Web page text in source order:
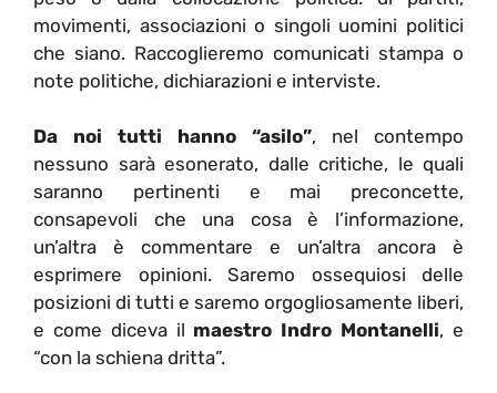
movimenti, associazioni o singoli uomini politici
che siano. Raccoglieremo comunicati stampa o
note politiche, dichiarazioni e interviste.
Da noi tutti hanno “asilo”, nel contempo
nessuno sarà esonerato, dalle critiche, le quali
saranno pertinenti e mai preconcette,
consapevoli che una cosa è l’informazione,
un’altra è commentare e un’altra ancora è
esprimere opinioni. Saremo ossequiosi delle
posizioni di tutti e saremo orgogliosamente liberi,
e come diceva il maestro Indro Montanelli, e
“con la schiena dritta”.